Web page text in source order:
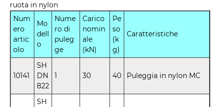
ruota in nylon
Num
ero
artic
olo
Mo
dell
o
Nume
ro di
puleg
ge
Carico
nomin
ale
(kN)
Pe
so
(k
g)
Caratteristiche
10141
SH
DN
822
1 30 40 Puleggia in nylon MC
SH